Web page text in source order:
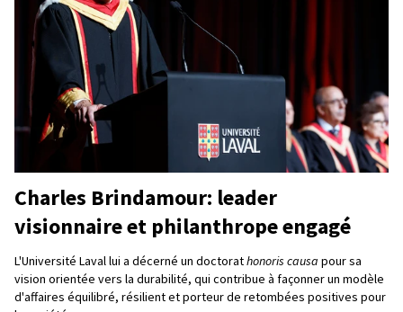
Charles Brindamour: leader
visionnaire et philanthrope engagé
L'Université Laval lui a décerné un doctorathonoris causa pour sa
vision orientée vers la durabilité, qui contribue à façonner un modèle
d'affaires équilibré, résilient et porteur de retombées positives pour